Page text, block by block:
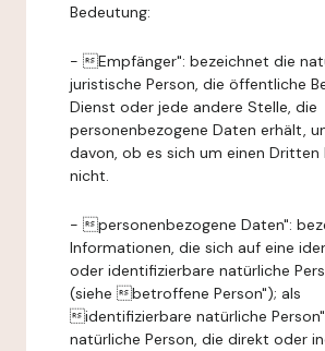
Bedeutung:
- Empfänger": bezeichnet die
juristische Person, die öffentliche
Dienst oder jede andere Stelle, die
personenbezogene Daten erhält,
davon, ob es sich um einen
nicht.
- personenbezogene Daten":
Informationen, die sich auf eine
oder identifizierbare natürliche
(siehe betroffene Person"); als
identifizierbare natürliche
natürliche Person, die direkt oder